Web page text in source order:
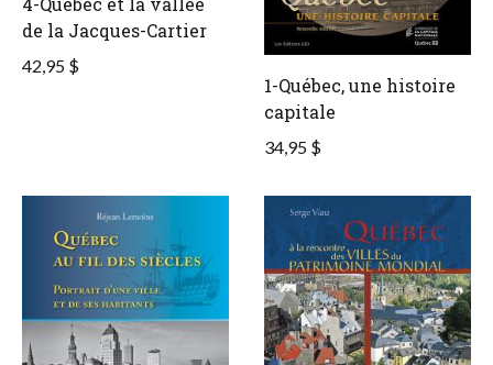
de la Jacques-Cartier
42,95 $
1-Québec, une histoire
capitale
34,95 $